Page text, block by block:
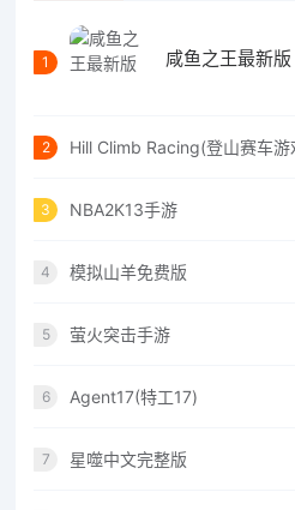
1 咸鱼之王最新版
2 Hill Climb Racing(登山赛车游
3 NBA2K13手游
4 模拟山羊免费版
5 萤火突击手游
6 Agent17(特工17)
7 星噬中文完整版